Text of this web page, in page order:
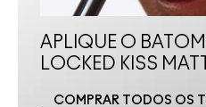
APLIQUE O
LOCKED KISS
COMPRAR TODOS OS